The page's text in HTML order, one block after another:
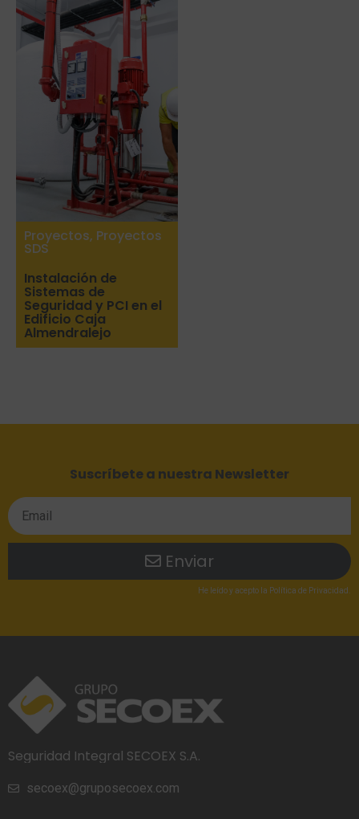
Proyectos, Proyectos
SDS
Instalación de
Sistemas de
Seguridad y PCI en el
Edificio Caja
Almendralejo
Suscríbete a nuestra Newsletter
Enviar
He leídoy acepto la Política de Privacidad .
Seguridad Integral SECOEX S.A.
secoex@gruposecoex.com